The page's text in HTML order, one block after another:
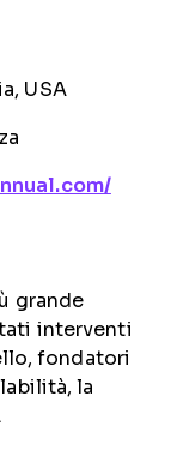
USA
grande
interventi
fondatori
la